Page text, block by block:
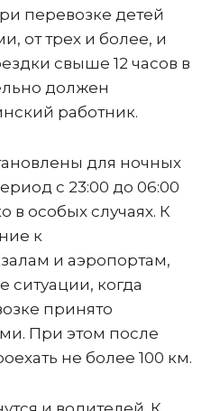
перевозке детей
от трех и более, и
свыше 12 часов в
должен
работник.
для ночных
с 23:00 до 06:00
в особых случаях. К
к
и аэропортам,
ситуации, когда
принято
При этом после
не более 100 км.